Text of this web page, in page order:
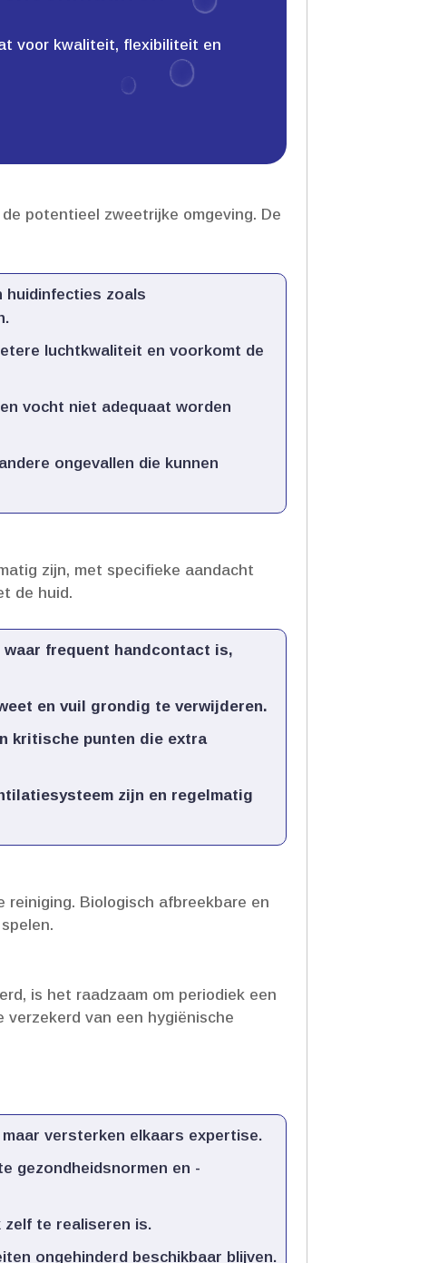
voor kwaliteit, flexibiliteit en
potentieel zweetrijke omgeving.​ De
huidinfecties zoals
luchtkwaliteit en voorkomt de
vocht niet adequaat worden
ongevallen die kunnen
zijn, met specifieke aandacht
de huid.​
waar frequent handcontact is,
en vuil grondig te verwijderen.​
kritische punten die extra
zijn en regelmatig
Biologisch afbreekbare en
is het raadzaam om periodiek een
van een hygiënische
versterken elkaars expertise.​
gezondheidsnormen en -
zelf te realiseren is.​
ongehinderd beschikbaar blijven.​